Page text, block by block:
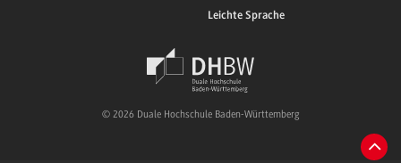
Leichte Sprache
© 2026 Duale Hochschule Baden-Württemberg
Zum